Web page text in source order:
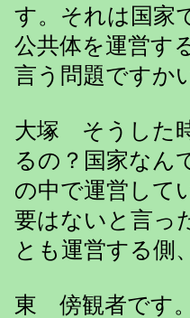
す。それは国家
公共体を運営す
言う問題ですか
大塚 そうした
るの？国家なん
の中で運営して
要はないと言っ
とも運営する側
東 傍観者です